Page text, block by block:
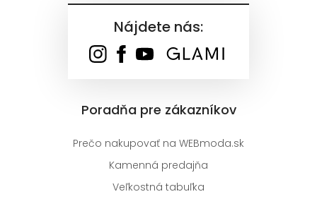
Nájdete nás:
Poradňa pre zákazníkov
Prečo nakupovať na WEBmoda.sk
Kamenná predajňa
Veľkostná tabuľka